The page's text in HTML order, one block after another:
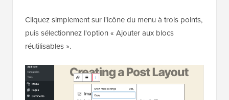
Cliquez simplement sur l'icône du menu à trois points,
puis sélectionnez l'option « Ajouter aux blocs
réutilisables ».